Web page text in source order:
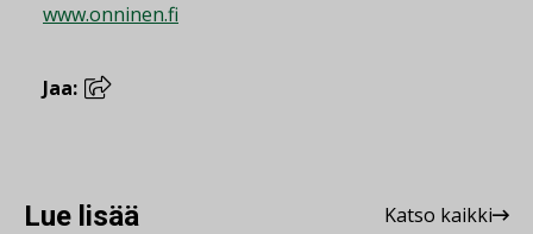
www.onninen.fi
Jaa:
Lue lisää Katso kaikki